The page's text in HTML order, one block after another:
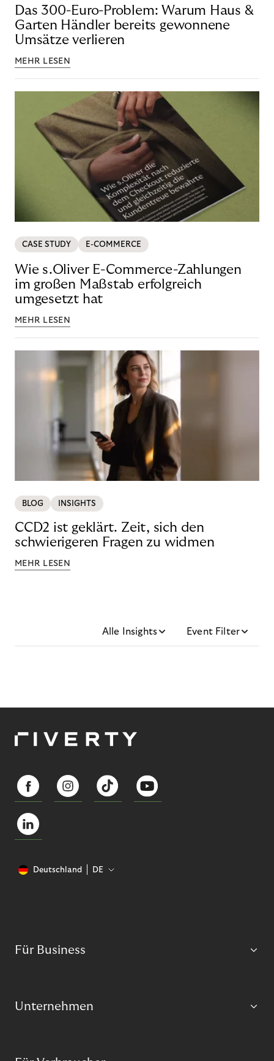
Das 300-Euro-Problem: Warum Haus &
Garten Händler bereits gewonnene
Umsätze verlieren
MEHR LESEN
CASE STUDY E-COMMERCE
Wie s.Oliver E-Commerce-Zahlungen
im großen Maßstab erfolgreich
umgesetzt hat
MEHR LESEN
BLOG INSIGHTS
CCD2 ist geklärt. Zeit, sich den
schwierigeren Fragen zu widmen
MEHR LESEN
Alle Insights Event Filter
Deutschland DE
Für Business
Unternehmen